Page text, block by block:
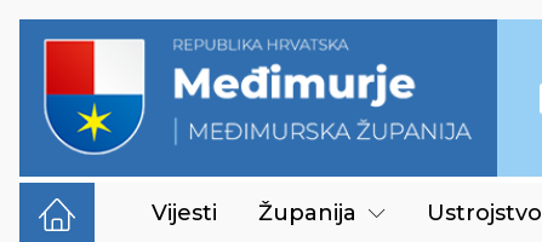
Vijesti Županija Ustrojstvo